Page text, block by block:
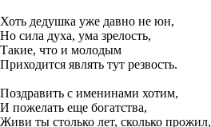
Хоть дедушка уже давно не юн,
Но сила духа, ума зрелость,
Такие, что и молодым
Приходится являть тут резвость.
Поздравить с именинами хотим,
И пожелать еще богатства,
Живи ты столько лет, сколько прожил,